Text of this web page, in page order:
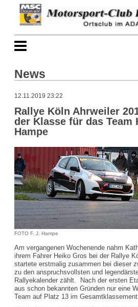
News
12.11.2019 23:22
Rallye Köln Ahrweiler
der Klasse für das Team
Hampe
FOTO F. J. Hampe
Am vergangenen Wochenende nahm
ihrem Fahrer Heiko Gros bei der Rallye
startete erstmalig zusammen bei dieser
zu den anspruchsvollsten und
Rallyekalender zählt. Nach der ersten
aus schon bekannten Gründen nur eine
Team auf Platz 13 im